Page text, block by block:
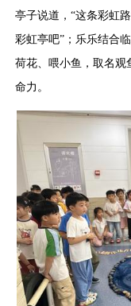
亭子说道，“这条彩虹
彩虹亭吧”；乐乐结合
荷花、喂小鱼，取名观
命力。